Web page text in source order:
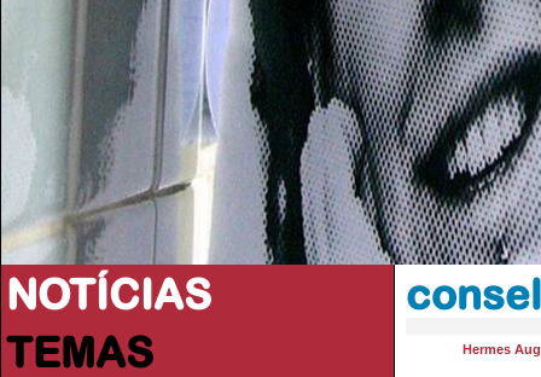
NOTÍCIAS
TEMAS
Hermes